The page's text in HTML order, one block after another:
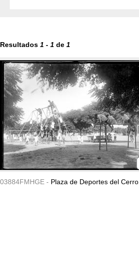
Resultados 1 - 1 de 1
03884FMHGE - Plaza de Deportes del Cerro.